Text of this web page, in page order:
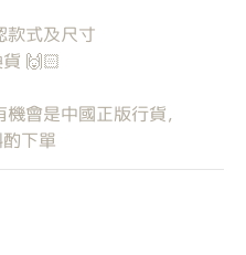
款式及尺寸
🙌🏻
會是中國正版行貨，
下單